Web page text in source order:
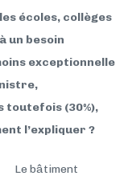
écoles, collèges
un besoin
exceptionnelle
toutefois (30%),
l’expliquer ?
Le bâtiment